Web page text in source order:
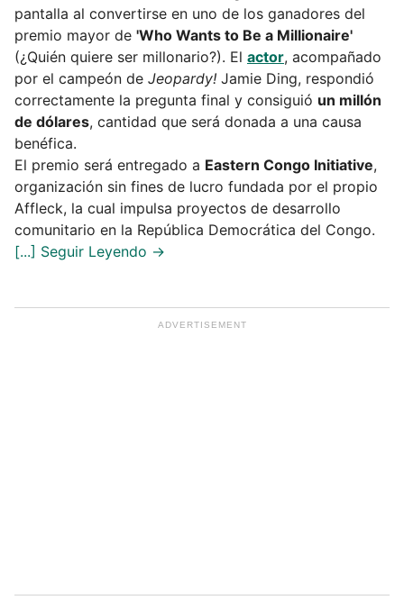
pantalla al convertirse en uno de los ganadores del
premio mayor de 'Who Wants to Be a Millionaire'
(¿Quién quiere ser millonario?). El actor, acompañado
por el campeón de Jeopardy! Jamie Ding, respondió
correctamente la pregunta final y consiguió un millón
de dólares, cantidad que será donada a una causa
benéfica.
El premio será entregado a Eastern Congo Initiative,
organización sin fines de lucro fundada por el propio
Affleck, la cual impulsa proyectos de desarrollo
comunitario en la República Democrática del Congo.